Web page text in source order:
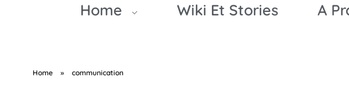
Home Wiki Et Stories A
Home » communication